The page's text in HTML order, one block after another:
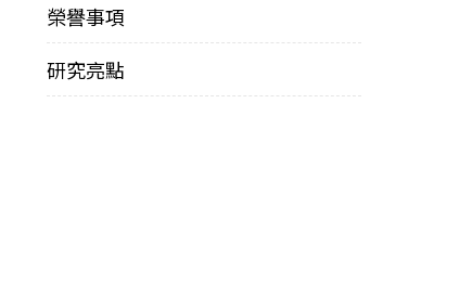
榮譽事項
研究亮點